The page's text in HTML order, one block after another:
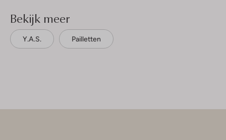
Bekijk meer
Y.a.s. Pailletten